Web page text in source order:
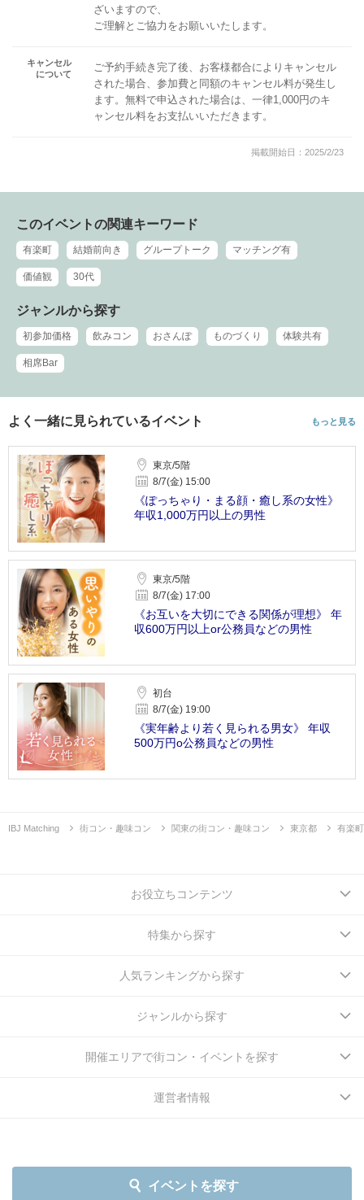
ざいますので、
ご理解とご協力をお願いいたします。
キャンセル
について
ご予約手続き完了後、お客様都合によりキャンセル
された場合、参加費と同額のキャンセル料が発生し
ます。無料で申込された場合は、一律1,000円のキ
ャンセル料をお支払いいただきます。
掲載開始日：2025/2/23
このイベントの関連キーワード
有楽町 結婚前向き グループトーク マッチング有
価値観 30代
ジャンルから探す
初参加価格 飲みコン おさんぽ ものづくり 体験共有
相席Bar
よく一緒に見られているイベント もっと見る
東京/5階
8/7(金) 15:00
《ぽっちゃり・まる顔・癒し系の女性》
年収1,000万円以上の男性
東京/5階
8/7(金) 17:00
《お互いを大切にできる関係が理想》 年
収600万円以上or公務員などの男性
初台
8/7(金) 19:00
《実年齢より若く見られる男女》 年収
500万円o公務員などの男性
IBJ Matching 街コン・趣味コン 関東の街コン・趣味コン 東京都 有楽町
イベントを探す
お役立ちコンテンツ
特集から探す
人気ランキングから探す
ジャンルから探す
開催エリアで街コン・イベントを探す
運営者情報